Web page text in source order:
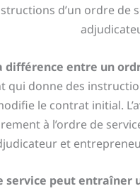
d’un ordre
différence entre un
qui donne des
le contrat initial.
à l’ordre de
et
service peut